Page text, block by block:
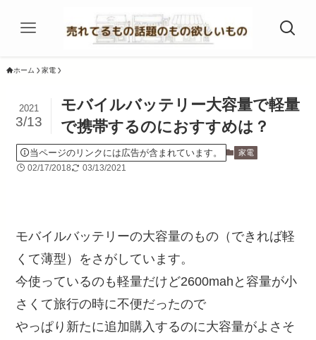
ホーム 家電
モバイルバッテリー大容量で軽量
で携帯するのにおすすめは？
2021
3/13
当ページのリンクには広告が含まれています。 家電
02/17/2018 03/13/2021
モバイルバッテリーの大容量のもの（できれば軽
くて薄型）をさがしています。
今使っているのも軽量だけど2600mahと容量が小
さくて旅行の時に不便だったので
やっぱり新たに追加購入するのに大容量がよさそ